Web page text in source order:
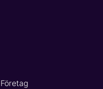
Företag